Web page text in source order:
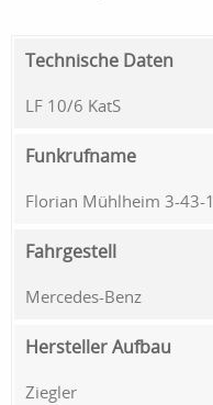
Technische Daten
LF 10/6 KatS
Funkrufname
Florian Mühlheim 3-43-1
Fahrgestell
Mercedes-Benz
Hersteller Aufbau
Ziegler